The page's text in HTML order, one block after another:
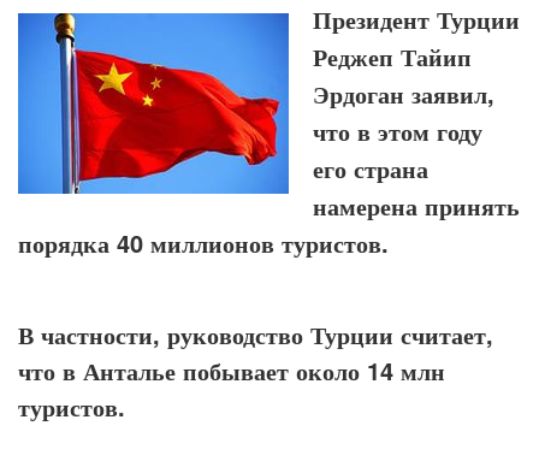
Президент Турции
Реджеп Тайип
Эрдоган заявил,
что в этом году
его страна
намерена принять
порядка 40 миллионов туристов.
В частности, руководство Турции считает,
что в Анталье побывает около 14 млн
туристов.